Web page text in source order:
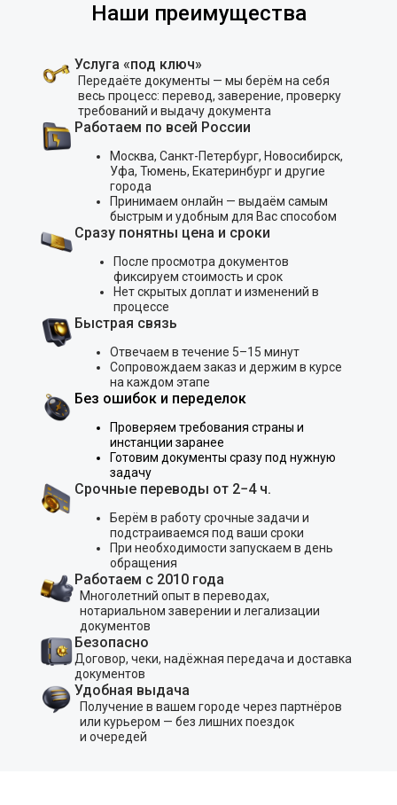
Наши преимущества
Услуга «под ключ»
Передаёте документы — мы берём на себя
весь процесс: перевод, заверение, проверку
требований и выдачу документа
Работаем по всей России
Москва, Санкт-Петербург, Новосибирск,
Уфа, Тюмень, Екатеринбург и другие
города
Принимаем онлайн — выдаём самым
быстрым и удобным для Вас способом
Сразу понятны цена и сроки
После просмотра документов
фиксируем стоимость и срок
Нет скрытых доплат и изменений в
процессе
Быстрая связь
Отвечаем в течение 5–15 минут
Сопровождаем заказ и держим в курсе
на каждом этапе
Без ошибок и переделок
Проверяем требования страны и
инстанции заранее
Готовим документы сразу под нужную
задачу
Срочные переводы от 2−4 ч.
Берём в работу срочные задачи и
подстраиваемся под ваши сроки
При необходимости запускаем в день
обращения
Работаем с 2010 года
Многолетний опыт в переводах,
нотариальном заверении и легализации
документов
Безопасно
Договор, чеки, надёжная передача и доставка
документов
Удобная выдача
Получение в вашем городе через партнёров
или курьером — без лишних поездок
и очередей